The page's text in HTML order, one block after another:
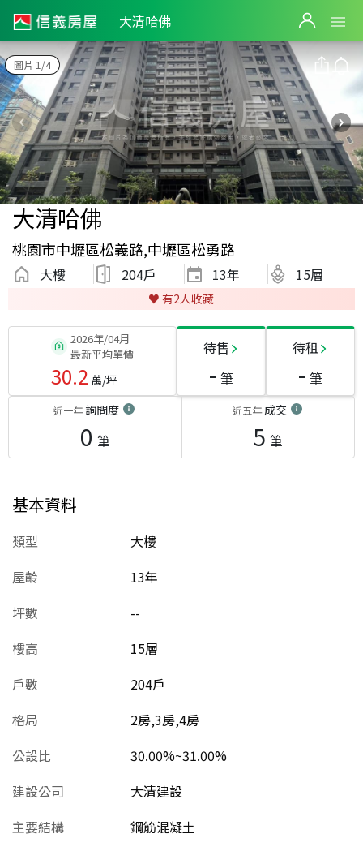
大清哈佛
圖片 1/4
大清哈佛
桃園市中壢區松義路,中壢區松勇路
大樓 204戶 13年 15層
♥️ 有2人收藏
2026年/04月
最新平均單價
30.2 萬/坪
待售
- 筆
待租
- 筆
近一年詢問度
0 筆
近五年成交
5 筆
基本資料
類型
大樓
屋齡
13年
坪數
--
樓高
15層
戶數
204戶
格局
2房,3房,4房
公設比
30.00%~31.00%
建設公司
大清建設
主要結構
鋼筋混凝土